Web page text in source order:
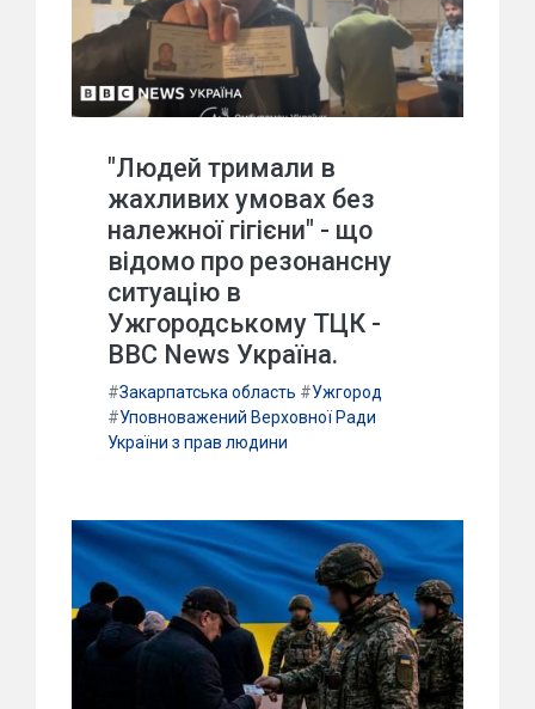
"Людей тримали в
жахливих умовах без
належної гігієни" - що
відомо про резонансну
ситуацію в
Ужгородському ТЦК -
BBC News Україна.
#Закарпатська область #Ужгород
#Уповноважений Верховної Ради
України з прав людини